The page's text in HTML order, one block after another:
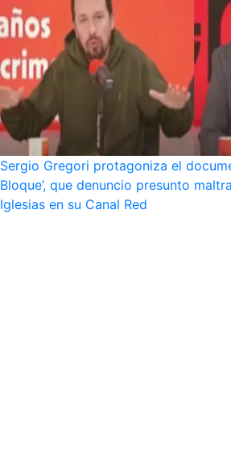
Sergio Gregori protagoniza el
Bloque’, que denuncio presunto
Iglesias en su Canal Red